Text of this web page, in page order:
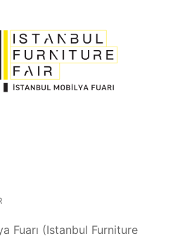
Fuarı (Istanbul Furniture